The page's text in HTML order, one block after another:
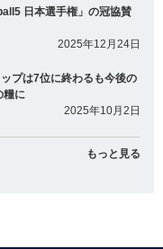
日本選手権」の冠協賛
2025年12月24日
プは7位に終わるも今後の
糧に
2025年10月2日
もっと見る